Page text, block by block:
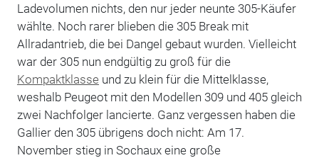
Ladevolumen nichts, den nur jeder neunte 305-Käufer
wählte. Noch rarer blieben die 305 Break mit
Allradantrieb, die bei Dangel gebaut wurden. Vielleicht
war der 305 nun endgültig zu groß für die
Kompaktklasse und zu klein für die Mittelklasse,
weshalb Peugeot mit den Modellen 309 und 405 gleich
zwei Nachfolger lancierte. Ganz vergessen haben die
Gallier den 305 übrigens doch nicht: Am 17.
November stieg in Sochaux eine große